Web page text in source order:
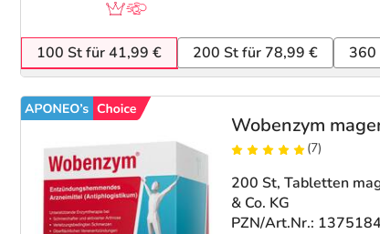
100 St für 41,99 € 200 St für 78,99 € 360
Wobenzym
(7)
200 St, Tabletten
& Co. KG
PZN/Art.Nr.: